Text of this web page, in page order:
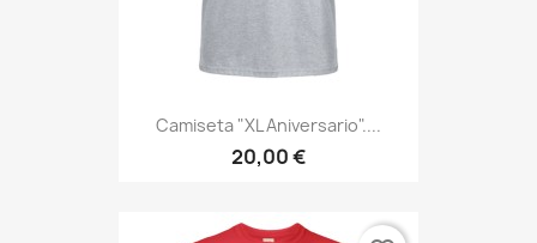
Camiseta "XL Aniversario"....
20,00 €